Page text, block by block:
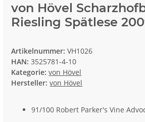
von Hövel
Riesling Spätlese
Artikelnummer:VH1026
HAN: 3525781-4-10
Kategorie:von Hövel
Hersteller: von Hövel
91/100 Robert Parker's Vine